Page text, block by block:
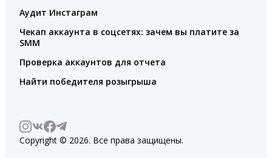
Аудит Инстаграм
Чекап аккаунта в соцсетях: зачем вы платите за
SMM
Проверка аккаунтов для отчета
Найти победителя розыгрыша
Copyright © 2026. Все права защищены.